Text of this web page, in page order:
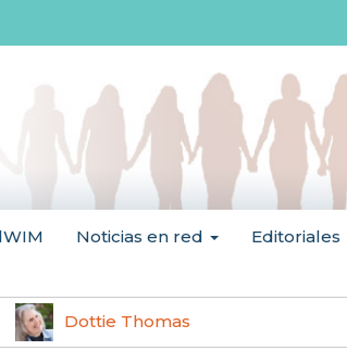
Noticias en red Editoriales
Dottie Thomas